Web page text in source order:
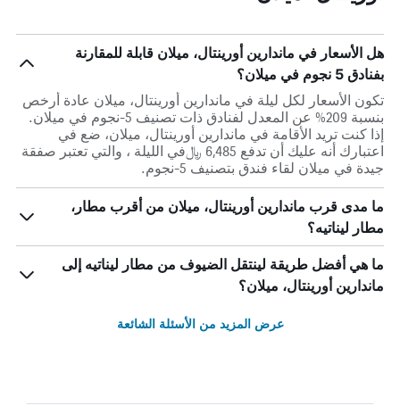
هل الأسعار في ماندارين أورينتال، ميلان قابلة للمقارنة
بفنادق 5 نجوم في ميلان؟
تكون الأسعار لكل ليلة في ماندارين أورينتال، ميلان عادة أرخص
بنسبة 209% عن المعدل لفنادق ذات تصنيف 5-نجوم في ميلان.
إذا كنت تريد الأقامة في ماندارين أورينتال، ميلان، ضع في
اعتبارك أنه عليك أن تدفع 6,485 ﷼في الليلة ، والتي تعتبر صفقة
جيدة في ميلان لقاء فندق بتصنيف 5-نجوم.
ما مدى قرب ماندارين أورينتال، ميلان من أقرب مطار،
مطار ليناتيه؟
ما هي أفضل طريقة لينتقل الضيوف من مطار ليناتيه إلى
ماندارين أورينتال، ميلان؟
عرض المزيد من الأسئلة الشائعة